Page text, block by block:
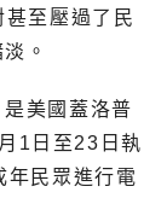
至壓過了民
。
美國蓋洛普
1日至23日執
年民眾進行電